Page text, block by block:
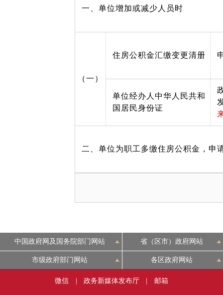
一、单位增加或减少人员时
（一）
住房公积金汇缴变更清册
单位经办人中华人民共和
国居民身份证
二、单位为职工多缴住房公积金，申
中国政府网及国务院部门网站 省（区市）政府网站
市级政府部门网站 各区政府网站
微信 政务新媒体发布厅 邮箱